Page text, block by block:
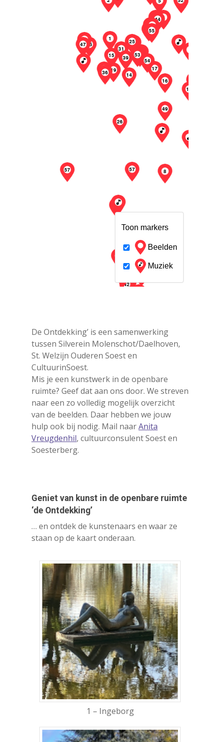
Druk op Enter om te starten met zoeken
of ESC om te sluiten
De Ontdekking’ is een samenwerking
tussen Silverein Molenschot/Daelhoven,
St. Welzijn Ouderen Soest en
CultuurinSoest.
Mis je een kunstwerk in de openbare
ruimte? Geef dat aan ons door. We streven
naar een zo volledig mogelijk overzicht
van de beelden. Daar hebben we jouw
hulp ook bij nodig. Mail naarAnita
Vreugdenhil, cultuurconsulent Soest en
Soesterberg.
Geniet van kunst in de openbare ruimte
‘de Ontdekking’
… en ontdek de kunstenaars en waar ze
staan op de kaart onderaan.
1 – Ingeborg